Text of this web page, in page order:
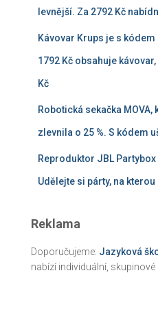
levnější. Za 2792 Kč
Kávovar Krups je s kódem
1792 Kč obsahuje
Kč
Robotická sekačka MOVA,
zlevnila o 25 %. S kódem
Reproduktor JBL
Udělejte si párty, na
Reklama
Doporučujeme: Jazyková
nabízí individuální, skupinové